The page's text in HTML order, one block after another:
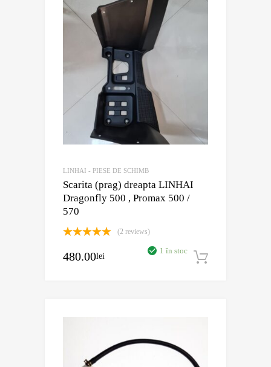
LINHAI - PIESE DE SCHIMB
Scarita (prag) dreapta LINHAI
Dragonfly 500 , Promax 500 /
570
5.00din 5
(2 reviews)
480.00lei
1 în stoc